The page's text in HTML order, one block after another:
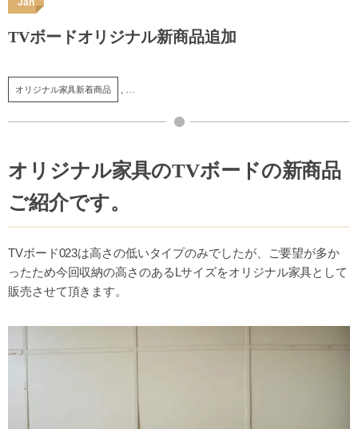
Jan
TVボードオリジナル新商品追加
オリジナル家具新着商品 , …
オリジナル家具のTVボードの新商品
ご紹介です。
TVボード023は高さの低いタイプのみでしたが、ご要望が多か
ったため今回収納の高さのあるLサイズをオリジナル家具として
販売させて頂きます。